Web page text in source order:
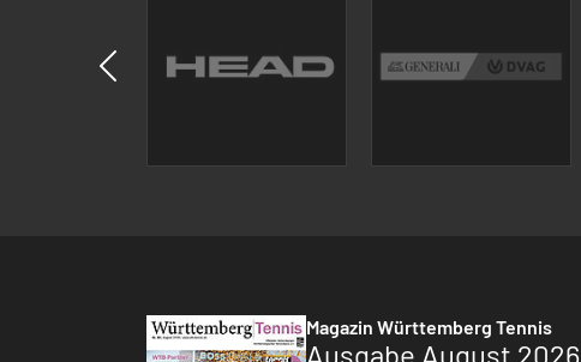
Magazin Württemberg Tennis
Ausgabe August 2026